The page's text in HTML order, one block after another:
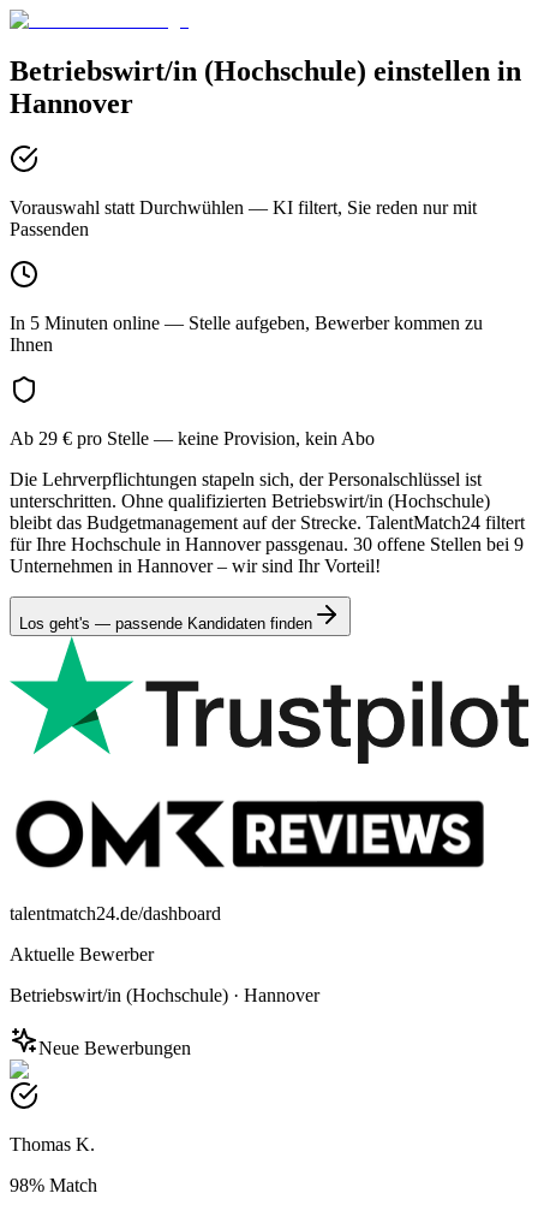
Betriebswirt/in (Hochschule) einstellen in
Hannover
Vorauswahl statt Durchwühlen — KI filtert, Sie reden nur mit
Passenden
In 5 Minuten online — Stelle aufgeben, Bewerber kommen zu
Ihnen
Ab 29 € pro Stelle — keine Provision, kein Abo
Die Lehrverpflichtungen stapeln sich, der Personalschlüssel ist
unterschritten. Ohne qualifizierten Betriebswirt/in (Hochschule)
bleibt das Budgetmanagement auf der Strecke. TalentMatch24 filtert
für Ihre Hochschule in Hannover passgenau. 30 offene Stellen bei 9
Unternehmen in Hannover – wir sind Ihr Vorteil!
Los geht's — passende Kandidaten finden
talentmatch24.de/dashboard
Aktuelle Bewerber
Betriebswirt/in (Hochschule) · Hannover
Neue Bewerbungen
Thomas K.
98% Match